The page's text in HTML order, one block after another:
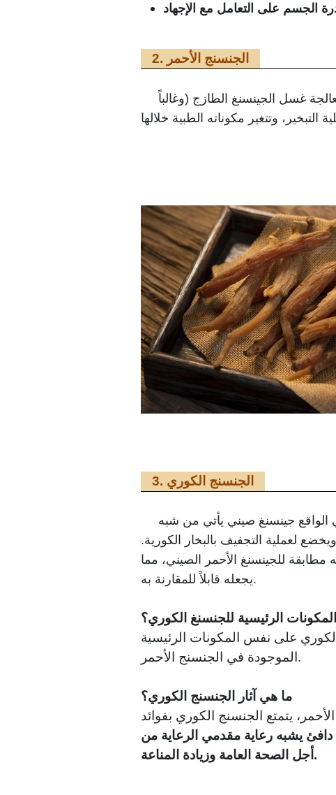
الجسم على التعامل مع الإجهاد
2. الجنسنج الأحمر
غسل الجينسنغ الطازج (وغالباً
3. الجنسنج الكوري
الواقع جينسنغ صيني يأتي من شبه
لعملية التجفيف بالبخار الكورية.
مطابقة للجينسنغ الأحمر الصيني، مما
يجعله قابلاً للمقارنة به.
الرئيسية للجنسنغ الكوري؟
على نفس المكونات الرئيسية
الموجودة في الجنسنج الأحمر.
ما هي آثار الجنسنج الكوري؟
يتمتع الجنسنج الكوري بفوائد
دافئ يشبه رعاية مقدمي الرعاية من
أجل الصحة العامة وزيادة المناعة.